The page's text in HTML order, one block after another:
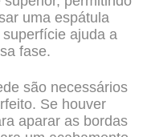
uma espátula
ajuda a
fase.
são necessários
Se houver
aparar as bordas